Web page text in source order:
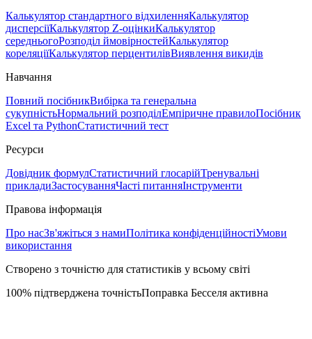
Калькулятор стандартного відхиленняКалькулятор
дисперсіїКалькулятор Z-оцінкиКалькулятор
середньогоРозподіл ймовірностейКалькулятор
кореляціїКалькулятор перцентилівВиявлення викидів
Навчання
Повний посібникВибірка та генеральна
сукупністьНормальний розподілЕмпіричне правилоПосібник
Excel та PythonСтатистичний тест
Ресурси
Довідник формулСтатистичний глосарійТренувальні
прикладиЗастосуванняЧасті питанняІнструменти
Правова інформація
Про насЗв'яжіться з намиПолітика конфіденційностіУмови
використання
Створено з точністю для статистиків у всьому світі
100% підтверджена точністьПоправка Бесселя активна